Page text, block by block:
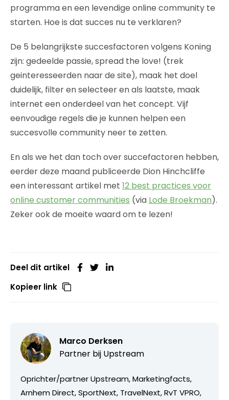
programma en een levendige online community te
starten. Hoe is dat succes nu te verklaren?
De 5 belangrijkste succesfactoren volgens Koning
zijn: gedeelde passie, spread the love! (trek
geinteresseerden naar de site), maak het doel
duidelijk, filter en selecteer en als laatste, maak
internet een onderdeel van het concept. Vijf
eenvoudige regels die je kunnen helpen een
succesvolle community neer te zetten.
En als we het dan toch over succefactoren hebben,
eerder deze maand publiceerde Dion Hinchcliffe
een interessant artikel met 12 best practices voor
online customer communities (via Lode Broekman).
Zeker ook de moeite waard om te lezen!
Deel dit artikel
Kopieer link
Marco Derksen
Partner bij Upstream
Oprichter/partner Upstream, Marketingfacts,
Arnhem Direct, SportNext, TravelNext, RvT VPRO,